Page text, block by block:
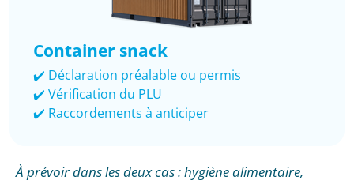
Container snack
✔️ Déclaration préalable ou permis
✔️ Vérification du PLU
✔️ Raccordements à anticiper
À prévoir dans les deux cas : hygiène alimentaire,